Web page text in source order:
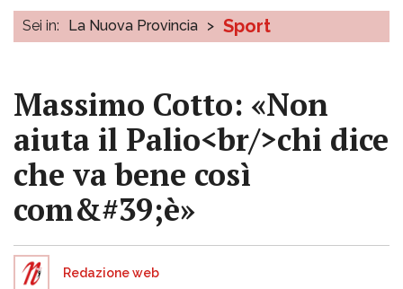
Sei in: La Nuova Provincia > Sport
Massimo Cotto: «Non
aiuta il Palio<br/>chi dice
che va bene così
com&#39;è»
Redazione web